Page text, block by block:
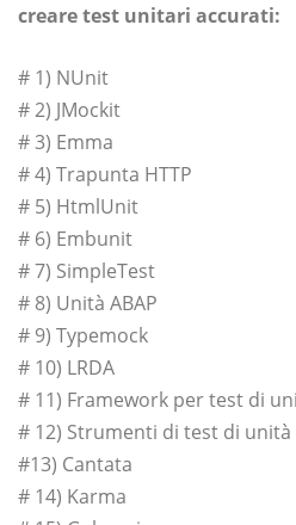
creare test unitari accurati:
# 1) NUnit
# 2) JMockit
# 3) Emma
# 4) Trapunta HTTP
# 5) HtmlUnit
# 6) Embunit
# 7) SimpleTest
# 8) Unità ABAP
# 9) Typemock
# 10) LRDA
# 11) Framework per test di
# 12) Strumenti di test di unità
#13) Cantata
# 14) Karma